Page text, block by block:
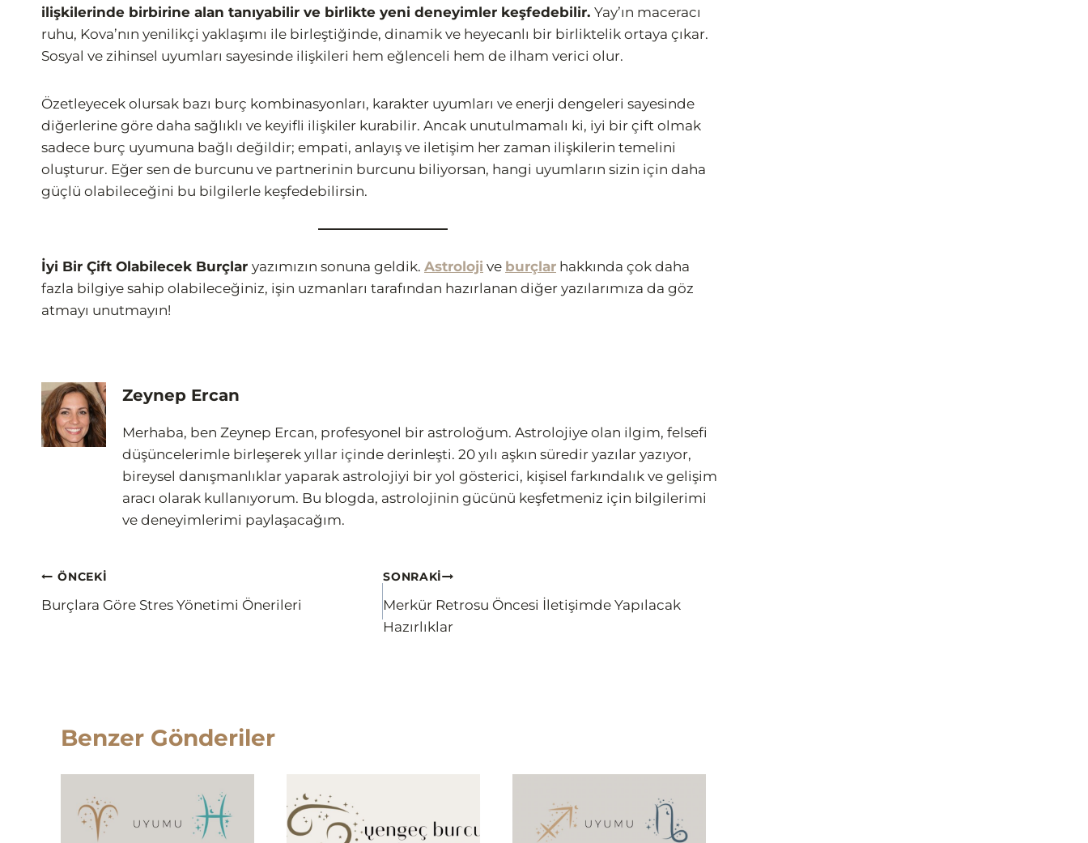
ilişkilerinde birbirine alan tanıyabilir ve birlikte yeni deneyimler keşfedebilir. Yay’ın maceracı
ruhu, Kova’nın yenilikçi yaklaşımı ile birleştiğinde, dinamik ve heyecanlı bir birliktelik ortaya çıkar.
Sosyal ve zihinsel uyumları sayesinde ilişkileri hem eğlenceli hem de ilham verici olur.
Özetleyecek olursak bazı burç kombinasyonları, karakter uyumları ve enerji dengeleri sayesinde
diğerlerine göre daha sağlıklı ve keyifli ilişkiler kurabilir. Ancak unutulmamalı ki, iyi bir çift olmak
sadece burç uyumuna bağlı değildir; empati, anlayış ve iletişim her zaman ilişkilerin temelini
oluşturur. Eğer sen de burcunu ve partnerinin burcunu biliyorsan, hangi uyumların sizin için daha
güçlü olabileceğini bu bilgilerle keşfedebilirsin.
İyi Bir Çift Olabilecek Burçlar yazımızın sonuna geldik. Astroloji ve burçlar hakkında çok daha
fazla bilgiye sahip olabileceğiniz, işin uzmanları tarafından hazırlanan diğer yazılarımıza da göz
atmayı unutmayın!
Zeynep Ercan
Merhaba, ben Zeynep Ercan, profesyonel bir astroloğum. Astrolojiye olan ilgim, felsefi
düşüncelerimle birleşerek yıllar içinde derinleşti. 20 yılı aşkın süredir yazılar yazıyor,
bireysel danışmanlıklar yaparak astrolojiyi bir yol gösterici, kişisel farkındalık ve gelişim
aracı olarak kullanıyorum. Bu blogda, astrolojinin gücünü keşfetmeniz için bilgilerimi
ve deneyimlerimi paylaşacağım.
Yazı
gezinmesi
ÖNCEKI
Burçlara Göre Stres Yönetimi Önerileri
SONRAKI
Merkür Retrosu Öncesi İletişimde Yapılacak
Hazırlıklar
Benzer Gönderiler